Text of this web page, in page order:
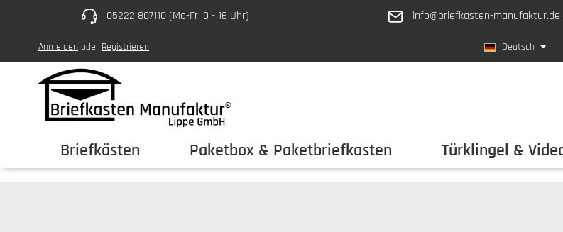
Hauptinhalt springen
Zur Hauptnavigation springen05222 807110 (Mo-Fr. 9 - 16 Uhr) info@briefkasten-manufaktur.de
Anmelden oder Registrieren Deutsch
Briefkästen Paketbox & Paketbriefkasten Türklingel &